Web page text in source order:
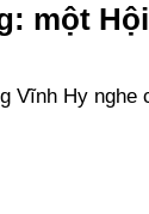
một
Vĩnh Hy